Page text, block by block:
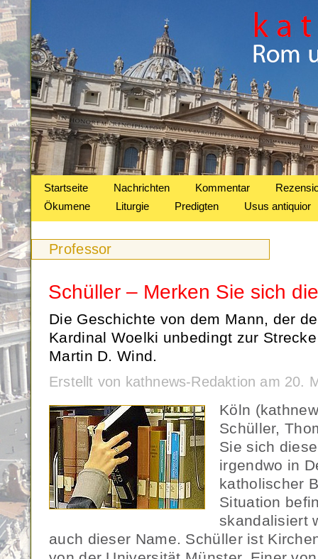
Startseite Nachrichten Kommentar
Ökumene
Liturgie Predigten Usus antiquior
Professor
Schüller – Merken Sie sich
Die Geschichte von dem Mann, der
Kardinal Woelki unbedingt zur
Martin D. Wind.
Erstellt von kathnews-Redaktion am 20.
Köln
Schüller,
Sie sich
irgendwo in
katholischer
Situation
skandalisiert
auch dieser Name. Schüller ist